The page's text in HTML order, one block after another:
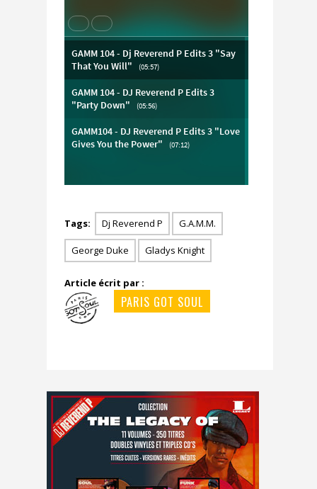
Tags: Dj Reverend P G.A.M.M.
George Duke Gladys Knight
Article écrit par :
PARIS GOT SOUL